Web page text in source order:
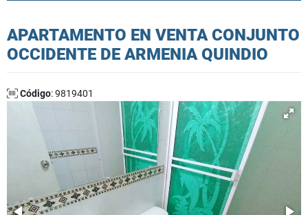
APARTAMENTO EN VENTA CONJUNTO
OCCIDENTE DE ARMENIA QUINDIO
Código: 9819401